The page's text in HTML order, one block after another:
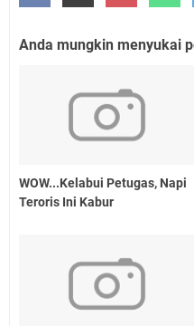
Anda mungkin menyukai
WOW...Kelabui Petugas, Napi
Teroris Ini Kabur